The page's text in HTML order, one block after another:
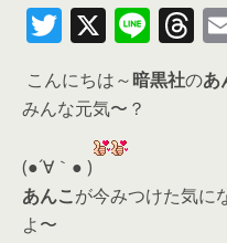
T
itt
er
X Li
n
e
T
h
re
s
こんにちは～暗黒社のあ
みんな元気〜？
(●´∀｀● )
あんこが今みつけた気に
よ〜